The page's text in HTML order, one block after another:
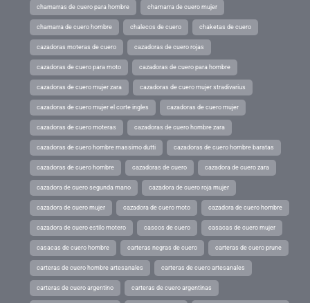
chamarras de cuero para hombre chamarra de cuero mujer
chamarra de cuero hombre chalecos de cuero chaketas de cuero
cazadoras moteras de cuero cazadoras de cuero rojas
cazadoras de cuero para moto cazadoras de cuero para hombre
cazadoras de cuero mujer zara cazadoras de cuero mujer stradivarius
cazadoras de cuero mujer el corte ingles cazadoras de cuero mujer
cazadoras de cuero moteras cazadoras de cuero hombre zara
cazadoras de cuero hombre massimo dutti cazadoras de cuero hombre baratas
cazadoras de cuero hombre cazadoras de cuero cazadora de cuero zara
cazadora de cuero segunda mano cazadora de cuero roja mujer
cazadora de cuero mujer cazadora de cuero moto cazadora de cuero hombre
cazadora de cuero estilo motero cascos de cuero casacas de cuero mujer
casacas de cuero hombre carteras negras de cuero carteras de cuero prune
carteras de cuero hombre artesanales carteras de cuero artesanales
carteras de cuero argentino carteras de cuero argentinas